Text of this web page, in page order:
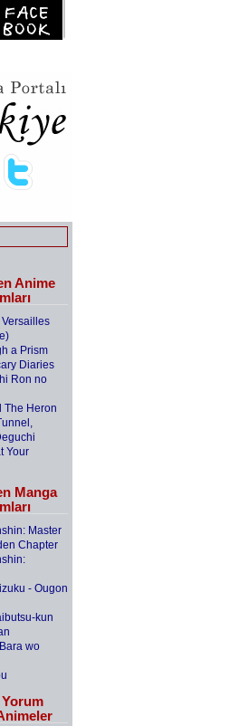
Anime
a Prism
Diaries
Ron no
The Heron
Your
Manga
Master
Chapter
- Ougon
kun
wo